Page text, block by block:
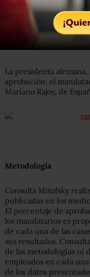
Según el estudio de
aprobación que otorga
gobernantes por su
Unidos, Barack
Rousseff, de Brasil, 37%.
La presidenta
aprobación; el
Mariano Rajoy, de
Metodología
Consulta Mitofsky
publicadas en los
El porcentaje de
los mandatarios es
de cada una de las
sus resultados.
de las metodologías ni
empleados en cada
de los datos